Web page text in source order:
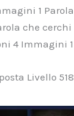
1
che
4 Immagini
Livello 518